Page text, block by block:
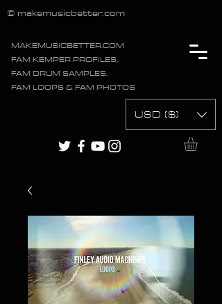
MAKEMUSICBETTER.COM
FAM KEMPER PROFILES,
FAM DRUM SAMPLES,
FAM LOOPS & FAM PHOTOS
© makemusicbetter.com
USD ($)